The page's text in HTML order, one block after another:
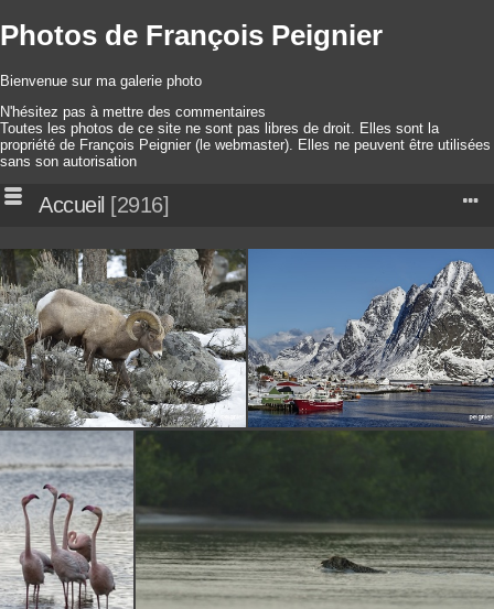
Photos de François Peignier
Bienvenue sur ma galerie photo
N'hésitez pas à mettre des commentaires
Toutes les photos de ce site ne sont pas libres de droit. Elles sont la
propriété de François Peignier (le webmaster). Elles ne peuvent être utilisées
sans son autorisation
Accueil 2916